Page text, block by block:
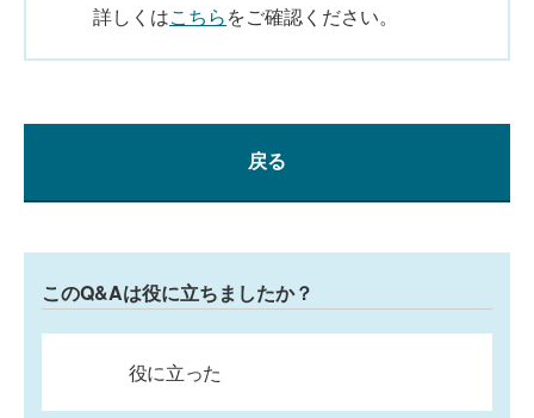
詳しくはこちらをご確認ください。
戻る
このQ&Aは役に立ちましたか？
役に立った